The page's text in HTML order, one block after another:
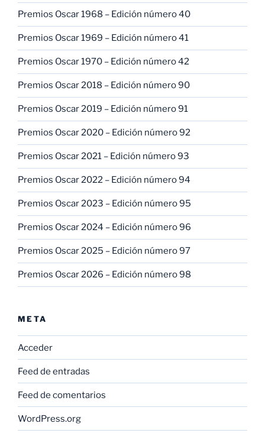
Premios Oscar 1968 – Edición número 40
Premios Oscar 1969 – Edición número 41
Premios Oscar 1970 – Edición número 42
Premios Oscar 2018 – Edición número 90
Premios Oscar 2019 – Edición número 91
Premios Oscar 2020 – Edición número 92
Premios Oscar 2021 – Edición número 93
Premios Oscar 2022 – Edición número 94
Premios Oscar 2023 – Edición número 95
Premios Oscar 2024 – Edición número 96
Premios Oscar 2025 – Edición número 97
Premios Oscar 2026 – Edición número 98
META
Acceder
Feed de entradas
Feed de comentarios
WordPress.org